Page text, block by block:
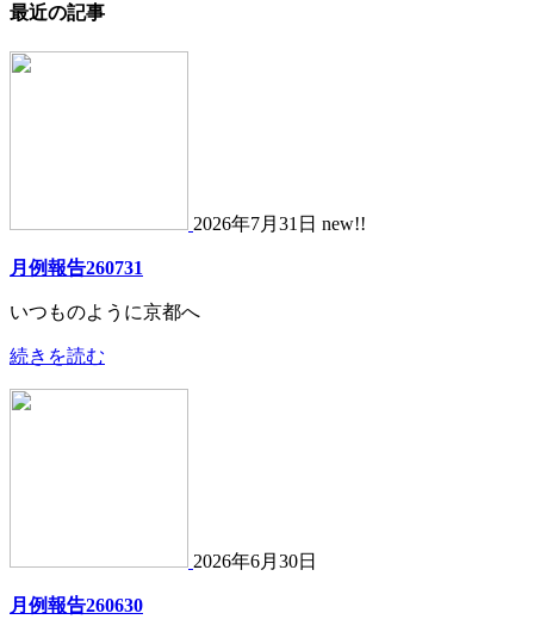
最近の記事
2026年7月31日 new!!
月例報告260731
いつものように京都へ
続きを読む
2026年6月30日
月例報告260630